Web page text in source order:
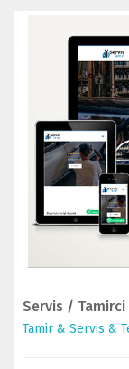
Servis / Tamirci
Tamir & Servis &